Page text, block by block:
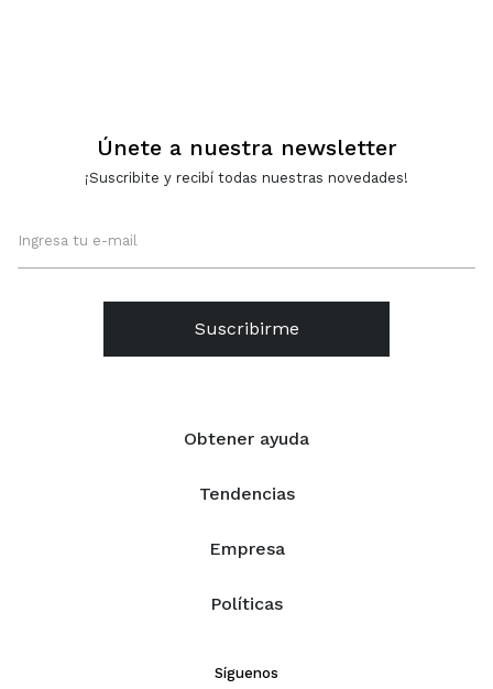
Obtener ayuda
Tendencias
Empresa
Políticas
Únete a nuestra newsletter
¡Suscribite y recibí todas nuestras novedades!
Suscribirme
Síguenos